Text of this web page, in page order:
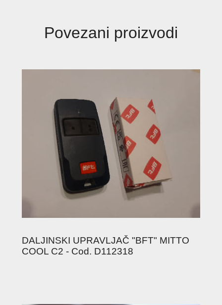
Povezani proizvodi
DALJINSKI UPRAVLJAČ "BFT" MITTO
COOL C2 - Cod. D112318